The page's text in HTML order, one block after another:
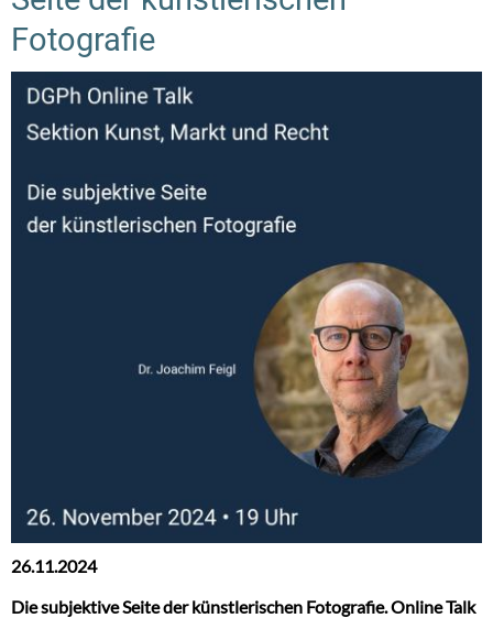
Fotografie
26.11.2024
Die subjektive Seite der künstlerischen Fotografie. Online Talk